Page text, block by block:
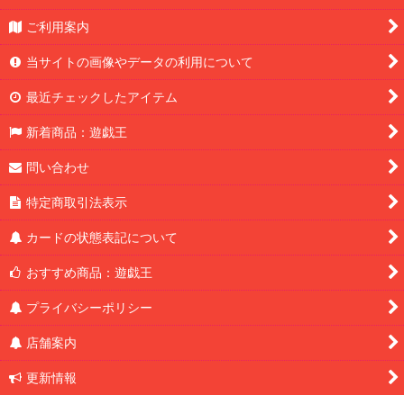
ご利用案内
当サイトの画像やデータの利用について
最近チェックしたアイテム
新着商品：遊戯王
問い合わせ
特定商取引法表示
カードの状態表記について
おすすめ商品：遊戯王
プライバシーポリシー
店舗案内
更新情報